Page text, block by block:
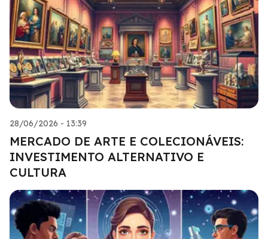
28/06/2026 - 13:39
MERCADO DE ARTE E COLECIONÁVEIS:
INVESTIMENTO ALTERNATIVO E
CULTURA